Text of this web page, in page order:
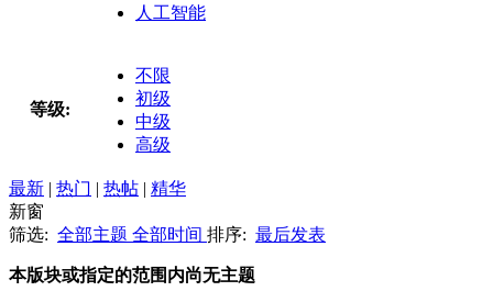
人工智能
等级:
不限
初级
中级
高级
最新 | 热门 | 热帖 | 精华
新窗
筛选: 全部主题 全部时间 排序: 最后发表
本版块或指定的范围内尚无主题